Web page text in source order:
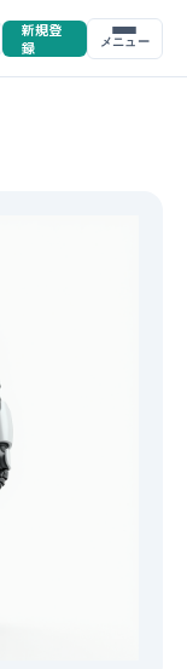
新規登
録
メニュー